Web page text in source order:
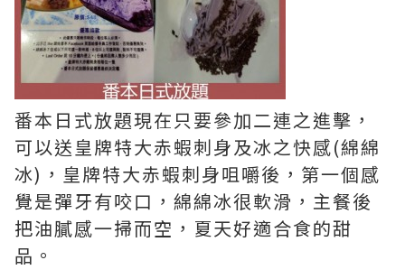
番本日式放題現在只要參加二連之進擊，
可以送皇牌特大赤蝦刺身及冰之快感(綿綿
冰)，皇牌特大赤蝦刺身咀嚼後，第一個感
覺是彈牙有咬口，綿綿冰很軟滑，主餐後
把油膩感一掃而空，夏天好適合食的甜
品。